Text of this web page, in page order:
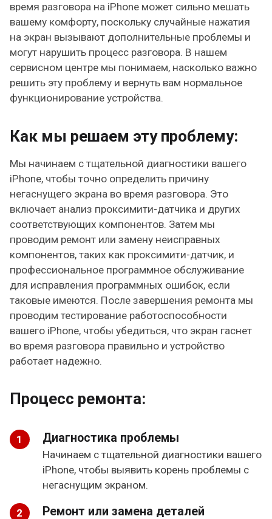
время разговора на iPhone может сильно мешать
вашему комфорту, поскольку случайные нажатия
на экран вызывают дополнительные проблемы и
могут нарушить процесс разговора. В нашем
сервисном центре мы понимаем, насколько важно
решить эту проблему и вернуть вам нормальное
функционирование устройства.
Как мы решаем эту проблему:
Мы начинаем с тщательной диагностики вашего
iPhone, чтобы точно определить причину
негаснущего экрана во время разговора. Это
включает анализ проксимити-датчика и других
соответствующих компонентов. Затем мы
проводим ремонт или замену неисправных
компонентов, таких как проксимити-датчик, и
профессиональное программное обслуживание
для исправления программных ошибок, если
таковые имеются. После завершения ремонта мы
проводим тестирование работоспособности
вашего iPhone, чтобы убедиться, что экран гаснет
во время разговора правильно и устройство
работает надежно.
Процесс ремонта:
Диагностика проблемы
Начинаем с тщательной диагностики вашего
iPhone, чтобы выявить корень проблемы с
негаснущим экраном.
Ремонт или замена деталей